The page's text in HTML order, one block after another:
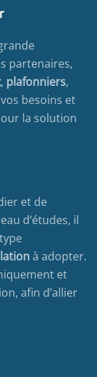
partenaires,
, plafonniers,
besoins et
la solution
et de
d’études, il
à adopter.
et
afin d’allier